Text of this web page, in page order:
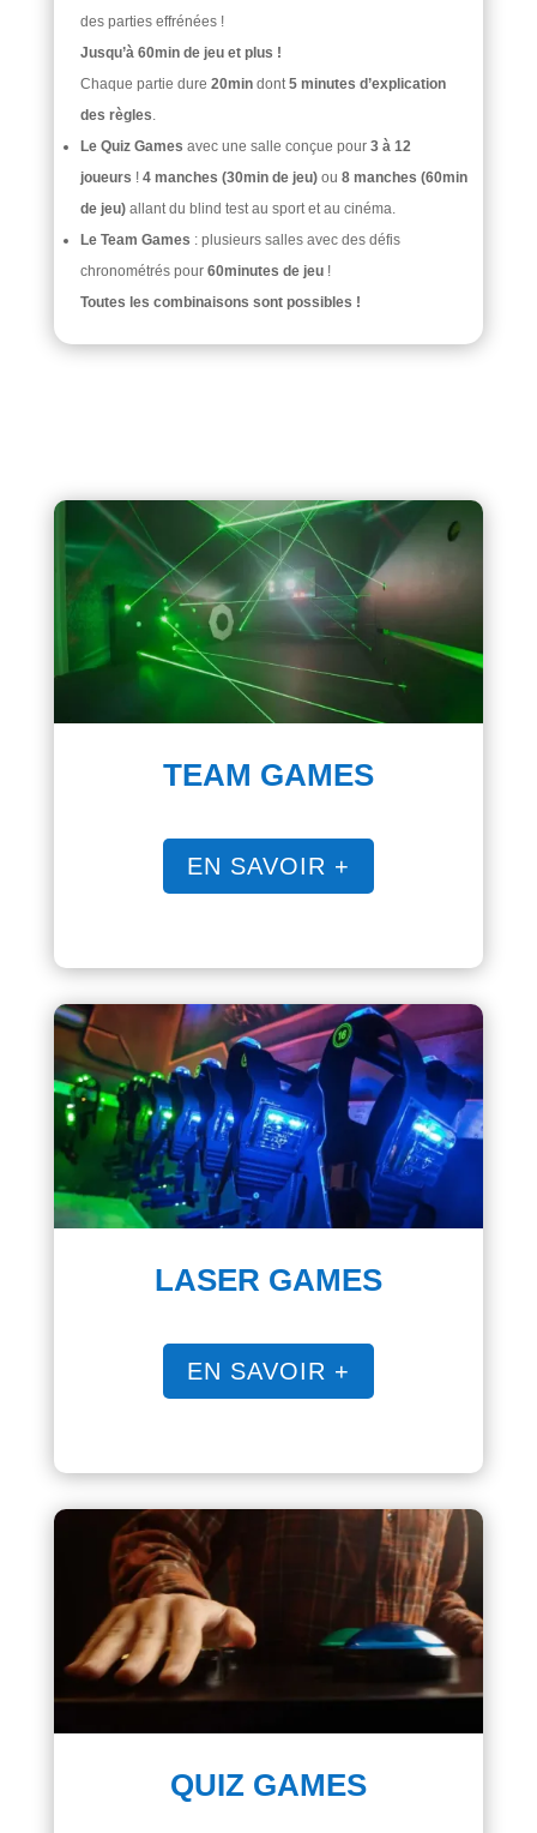
des parties effrénées !
Jusqu’à 60min de jeu et plus !
Chaque partie dure 20mindont 5 minutes d’explication
des règles
Le Quiz Games avec une salle conçue pour 3 à 12
joueurs ! 4 manches (30min de jeu)ou 8 manches (60min
de jeu)allant du blind test au sport et au cinéma.
Le Team Games : plusieurs salles avec des défis
chronométrés pour 60minutes de jeu!
Toutes les combinaisons sont possibles !
TEAM GAMES
EN SAVOIR +
LASER GAMES
EN SAVOIR +
QUIZ GAMES